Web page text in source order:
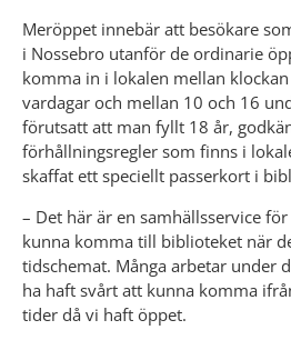
Meröppet innebär att besökare
i Nossebro utanför de ordinarie
komma in i lokalen mellan
vardagar och mellan 10 och 16
förutsatt att man fyllt 18 år,
förhållningsregler som finns i
skaffat ett speciellt passerkort i
– Det här är en samhällsservice
kunna komma till biblioteket när
tidschemat. Många arbetar under
ha haft svårt att kunna komma
tider då vi haft öppet.